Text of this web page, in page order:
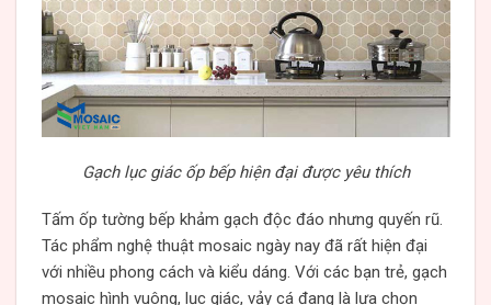
Gạch lục giác ốp bếp hiện đại được yêu thích
Tấm ốp tường bếp khảm gạch độc đáo nhưng quyến rũ.
Tác phẩm nghệ thuật mosaic ngày nay đã rất hiện đại
với nhiều phong cách và kiểu dáng. Với các bạn trẻ, gạch
mosaic hình vuông, lục giác, vảy cá đang là lựa chọn